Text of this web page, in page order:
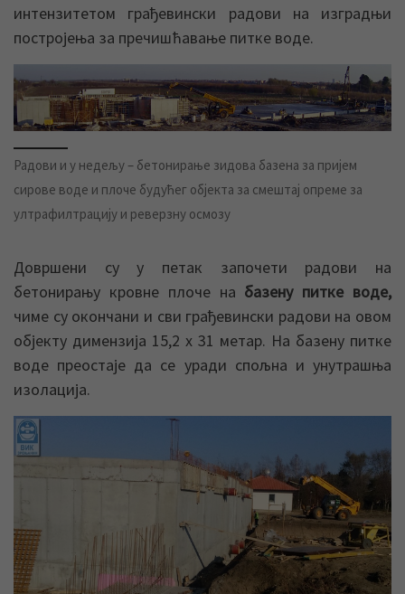
интензитетом грађевински радови на изградњи
постројења за пречишћавање питке воде.
Радови и у недељу – бетонирање зидова базена за пријем
сирове воде и плоче будућег објекта за смештај опреме за
ултрафилтрацију и реверзну осмозу
Довршени су у петак започети радови на
бетонирању кровне плоче на базену питке воде,
чиме су окончани и сви грађевински радови на овом
објекту димензија 15,2 x 31 метар. На базену питке
воде преостаје да се уради спољна и унутрашња
изолација.